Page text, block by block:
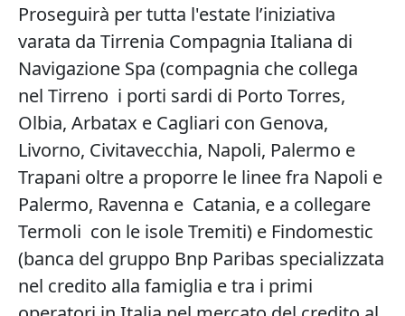
Proseguirà per tutta l'estate l’iniziativa
varata da Tirrenia Compagnia Italiana di
Navigazione Spa (compagnia che collega
nel Tirreno i porti sardi di Porto Torres,
Olbia, Arbatax e Cagliari con Genova,
Livorno, Civitavecchia, Napoli, Palermo e
Trapani oltre a proporre le linee fra Napoli e
Palermo, Ravenna e Catania, e a collegare
Termoli con le isole Tremiti) e Findomestic
(banca del gruppo Bnp Paribas specializzata
nel credito alla famiglia e tra i primi